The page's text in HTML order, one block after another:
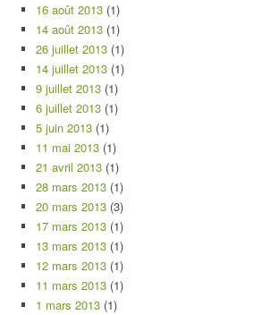
16 août 2013 (1)
14 août 2013 (1)
26 juillet 2013 (1)
14 juillet 2013 (1)
9 juillet 2013 (1)
6 juillet 2013 (1)
5 juin 2013 (1)
11 mai 2013 (1)
21 avril 2013 (1)
28 mars 2013 (1)
20 mars 2013 (3)
17 mars 2013 (1)
13 mars 2013 (1)
12 mars 2013 (1)
11 mars 2013 (1)
1 mars 2013 (1)